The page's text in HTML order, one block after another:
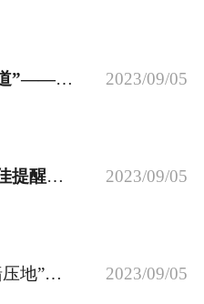
“好砖配好胶，刷刷就知道”——爱丽佳陶博会 2023/09/05
5号台风红色预警！爱丽佳提醒防台风防漏水 2023/09/05
秒懂铺贴 | “地压墙”和“墙压地”怎么选？ 2023/09/05